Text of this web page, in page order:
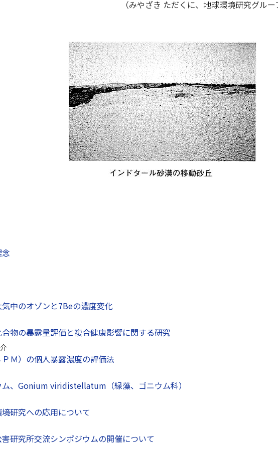
（みやざき ただくに、地球環境研究グル
中のオゾンと7Beの濃度変化
物の暴露量評価と複合健康影響に関する研究
Ｍ）の個人暴露濃度の評価法
、Gonium viridistellatum（緑藻、ゴニウム科）
研究への応用について
研究所交流シンポジウムの開催について